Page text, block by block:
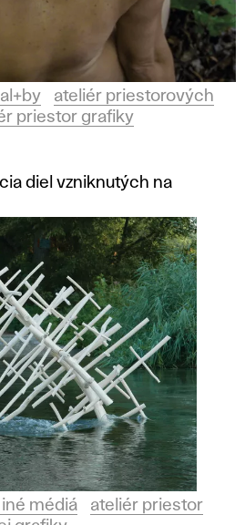
ateliér priestorových
priestor grafiky
diel vzniknutých na
médiá
ateliér priestor